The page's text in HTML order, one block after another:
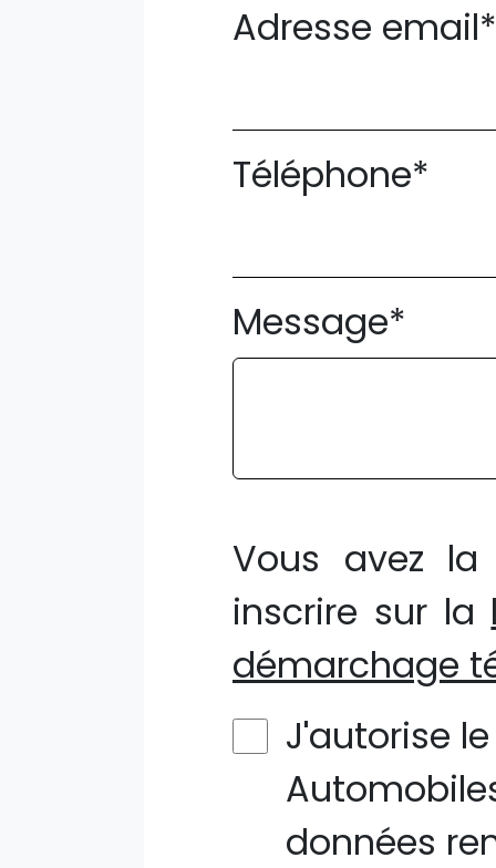
Adresse email*
Téléphone*
Message*
Vous avez
inscrire sur la
démarchage
J'autorise
données